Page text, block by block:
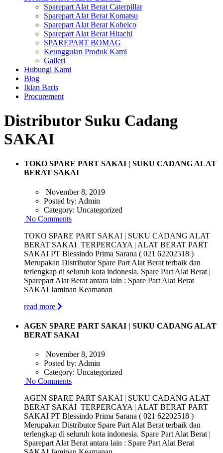
Sparepart Alat Berat Caterpillar
Sparepart Alat Berat Komatsu
Sparepart Alat Berat Kobelco
Sparepart Alat Berat Hitachi
SPAREPART BOMAG
Keunggulan Produk Kami
Galleri
Hubungi Kami
Blog
Iklan Baris
Procurement
Distributor Suku Cadang
SAKAI
TOKO SPARE PART SAKAI | SUKU CADANG ALAT
BERAT SAKAI
November 8, 2019
Posted by: Admin
Category: Uncategorized
No Comments
TOKO SPARE PART SAKAI | SUKU CADANG ALAT
BERAT SAKAI TERPERCAYA | ALAT BERAT PART
SAKAI PT Blessindo Prima Sarana ( 021 62202518 )
Merupakan Distributor Spare Part Alat Berat terbaik dan
terlengkap di seluruh kota indonesia. Spare Part Alat Berat |
Sparepart Alat Berat antara lain : Spare Part Alat Berat
SAKAI Jaminan Keamanan
read more
AGEN SPARE PART SAKAI | SUKU CADANG ALAT
BERAT SAKAI
November 8, 2019
Posted by: Admin
Category: Uncategorized
No Comments
AGEN SPARE PART SAKAI | SUKU CADANG ALAT
BERAT SAKAI TERPERCAYA | ALAT BERAT PART
SAKAI PT Blessindo Prima Sarana ( 021 62202518 )
Merupakan Distributor Spare Part Alat Berat terbaik dan
terlengkap di seluruh kota indonesia. Spare Part Alat Berat |
Sparepart Alat Berat antara lain : Spare Part Alat Berat